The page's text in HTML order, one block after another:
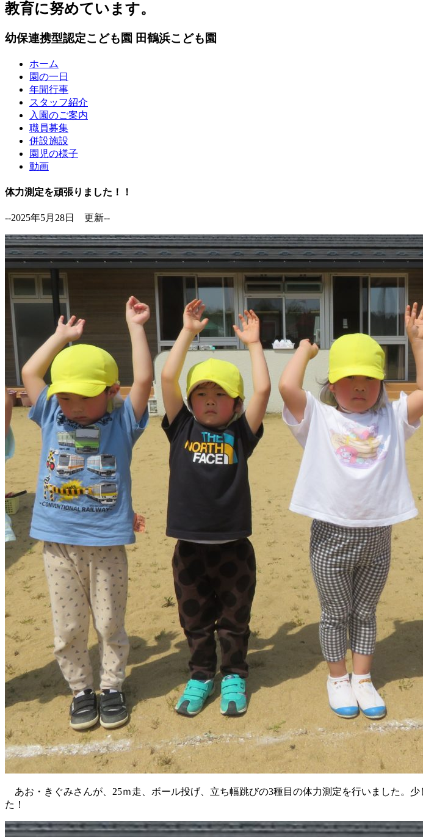
教育に努めています。
幼保連携型認定こども園 田鶴浜こども園
ホーム
園の一日
年間行事
スタッフ紹介
入園のご案内
職員募集
併設施設
園児の様子
動画
体力測定を頑張りました！！
--2025年5月28日 更新--
あお・きぐみさんが、25ｍ走、ボール投げ、立ち幅跳びの3種目の体力測定を行いました。
た！